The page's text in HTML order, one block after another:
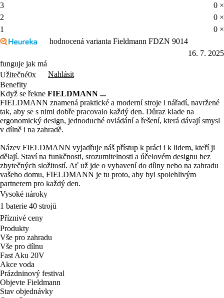
3
0 ×
2
0 ×
1
0 ×
hodnocená varianta Fieldmann FDZN 9014
16. 7. 2025
funguje jak má
Užitečné0x
Nahlásit
Benefity
Když se řekne FIELDMANN ...
FIELDMANN znamená praktické a moderní stroje i nářadí, navržené
tak, aby se s nimi dobře pracovalo každý den. Důraz klade na
ergonomický design, jednoduché ovládání a řešení, která dávají smysl
v dílně i na zahradě.
Název FIELDMANN vyjadřuje náš přístup k práci i k lidem, kteří ji
dělají. Staví na funkčnosti, srozumitelnosti a účelovém designu bez
zbytečných složitostí. Ať už jde o vybavení do dílny nebo na zahradu
vašeho domu, FIELDMANN je tu proto, aby byl spolehlivým
partnerem pro každý den.
Vysoké nároky
1 baterie 40 strojů
Příznivé ceny
Produkty
Vše pro zahradu
Vše pro dílnu
Fast Aku 20V
Akce voda
Prázdninový festival
Objevte Fieldmann
Stav objednávky